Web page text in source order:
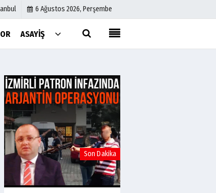
6 Ağustos 2026, Perşembe
ASAYIŞ
İletişim
Çerez Politikası
Gizlilik İlkeleri
Son Dakika